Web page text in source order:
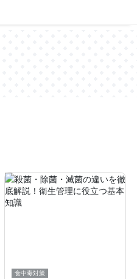
食中毒対策